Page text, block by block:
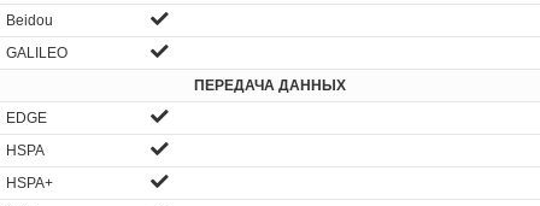
Beidou
GALILEO
ПЕРЕДАЧА ДАННЫХ
EDGE
HSPA
HSPA+